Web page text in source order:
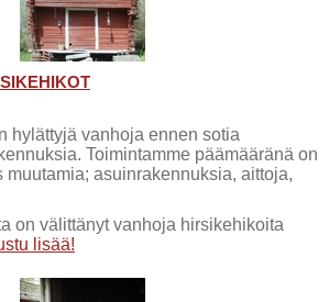
hylättyjä vanhoja ennen sotia
Toimintamme päämääränä on
muutamia; asuinrakennuksia, aittoja,
on välittänyt vanhoja hirsikehikoita
lisää!